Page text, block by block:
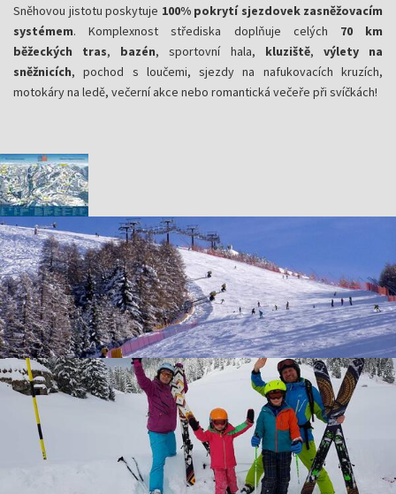
Sněhovou jistotu poskytuje 100% pokrytí sjezdovek zasněžovacím
systémem. Komplexnost střediska doplňuje celých 70 km
běžeckých tras, bazén, sportovní hala, kluziště, výlety na
sněžnicích, pochod s loučemi, sjezdy na nafukovacích kruzích,
motokáry na ledě, večerní akce nebo romantická večeře při svíčkách!